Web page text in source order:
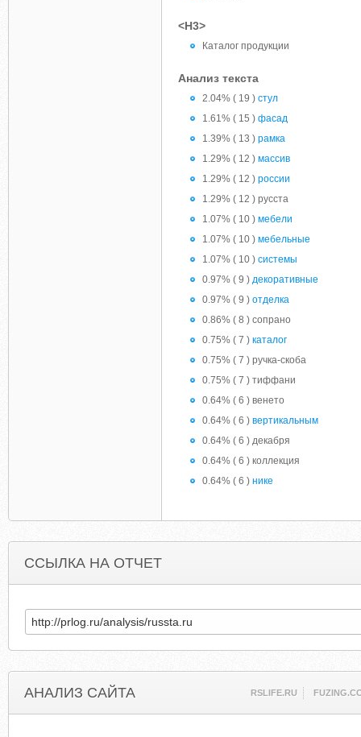
<H3>
Каталог продукции
Анализ текста
2.04% ( 19 ) стул
1.61% ( 15 ) фасад
1.39% ( 13 ) рамка
1.29% ( 12 ) массив
1.29% ( 12 ) россии
1.29% ( 12 ) русста
1.07% ( 10 ) мебели
1.07% ( 10 ) мебельные
1.07% ( 10 ) системы
0.97% ( 9 ) декоративные
0.97% ( 9 ) отделка
0.86% ( 8 ) сопрано
0.75% ( 7 ) каталог
0.75% ( 7 ) ручка-скоба
0.75% ( 7 ) тиффани
0.64% ( 6 ) венето
0.64% ( 6 ) вертикальным
0.64% ( 6 ) декабря
0.64% ( 6 ) коллекция
0.64% ( 6 ) нике
ССЫЛКА НА ОТЧЕТ
АНАЛИЗ САЙТА RSLIFE.RU